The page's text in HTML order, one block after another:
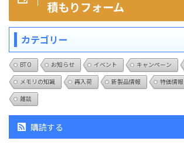
積もりフォーム
カテゴリー
BTO お知らせ イベント キャンペーン
メモリの知識
再入荷 新製品情報 特価情報
雑談
購読する